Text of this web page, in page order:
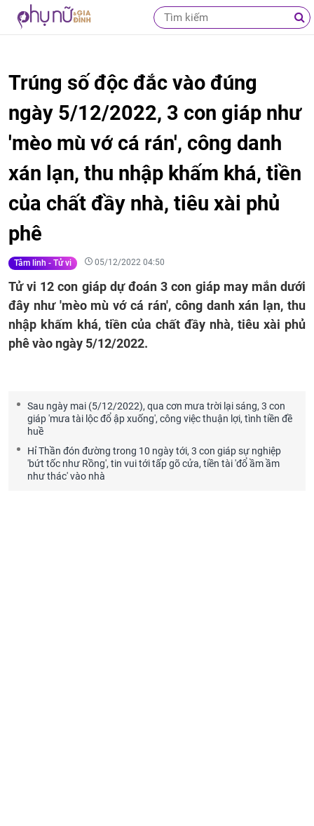
Trúng số độc đắc vào đúng
ngày 5/12/2022, 3 con giáp như
'mèo mù vớ cá rán', công danh
xán lạn, thu nhập khấm khá, tiền
của chất đầy nhà, tiêu xài phủ
phê
Tâm linh - Tử vi 05/12/2022 04:50
Tử vi 12 con giáp dự đoán 3 con giáp may mắn dưới
đây như 'mèo mù vớ cá rán', công danh xán lạn, thu
nhập khấm khá, tiền của chất đầy nhà, tiêu xài phủ
phê vào ngày 5/12/2022.
Sau ngày mai (5/12/2022), qua cơn mưa trời lại sáng, 3 con
giáp 'mưa tài lộc đổ ập xuống', công việc thuận lợi, tình tiền đề
huề
Hỉ Thần đón đường trong 10 ngày tới, 3 con giáp sự nghiệp
'bứt tốc như Rồng', tin vui tới tấp gõ cửa, tiền tài 'đổ ầm ầm
như thác' vào nhà